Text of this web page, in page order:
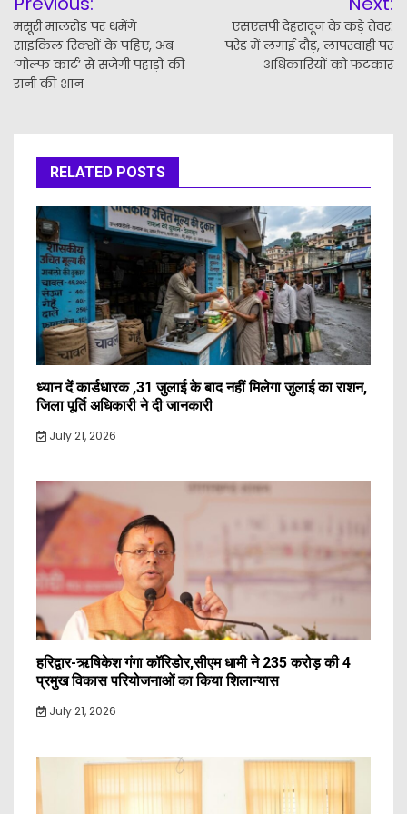
navigation
मसूरी मालरोड पर थमेंगे
साइकिल रिक्शों के पहिए, अब
‘गोल्फ कार्ट’ से सजेगी पहाड़ों की
रानी की शान
एसएसपी देहरादून के कड़े तेवर:
परेड में लगाई दौड़, लापरवाही पर
अधिकारियों को फटकार
RELATED POSTS
ध्यान दें कार्डधारक ,31 जुलाई के बाद नहीं मिलेगा जुलाई का राशन,
जिला पूर्ति अधिकारी ने दी जानकारी
July 21, 2026
हरिद्वार-ऋषिकेश गंगा कॉरिडोर,सीएम धामी ने 235 करोड़ की 4
प्रमुख विकास परियोजनाओं का किया शिलान्यास
July 21, 2026